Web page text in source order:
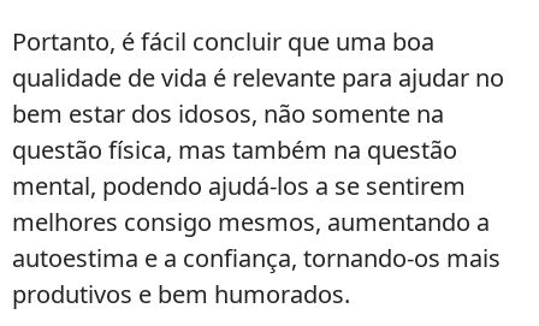
Portanto, é fácil concluir que uma boa
qualidade de vida é relevante para ajudar no
bem estar dos idosos, não somente na
questão física, mas também na questão
mental, podendo ajudá-los a se sentirem
melhores consigo mesmos, aumentando a
autoestima e a confiança, tornando-os mais
produtivos e bem humorados.